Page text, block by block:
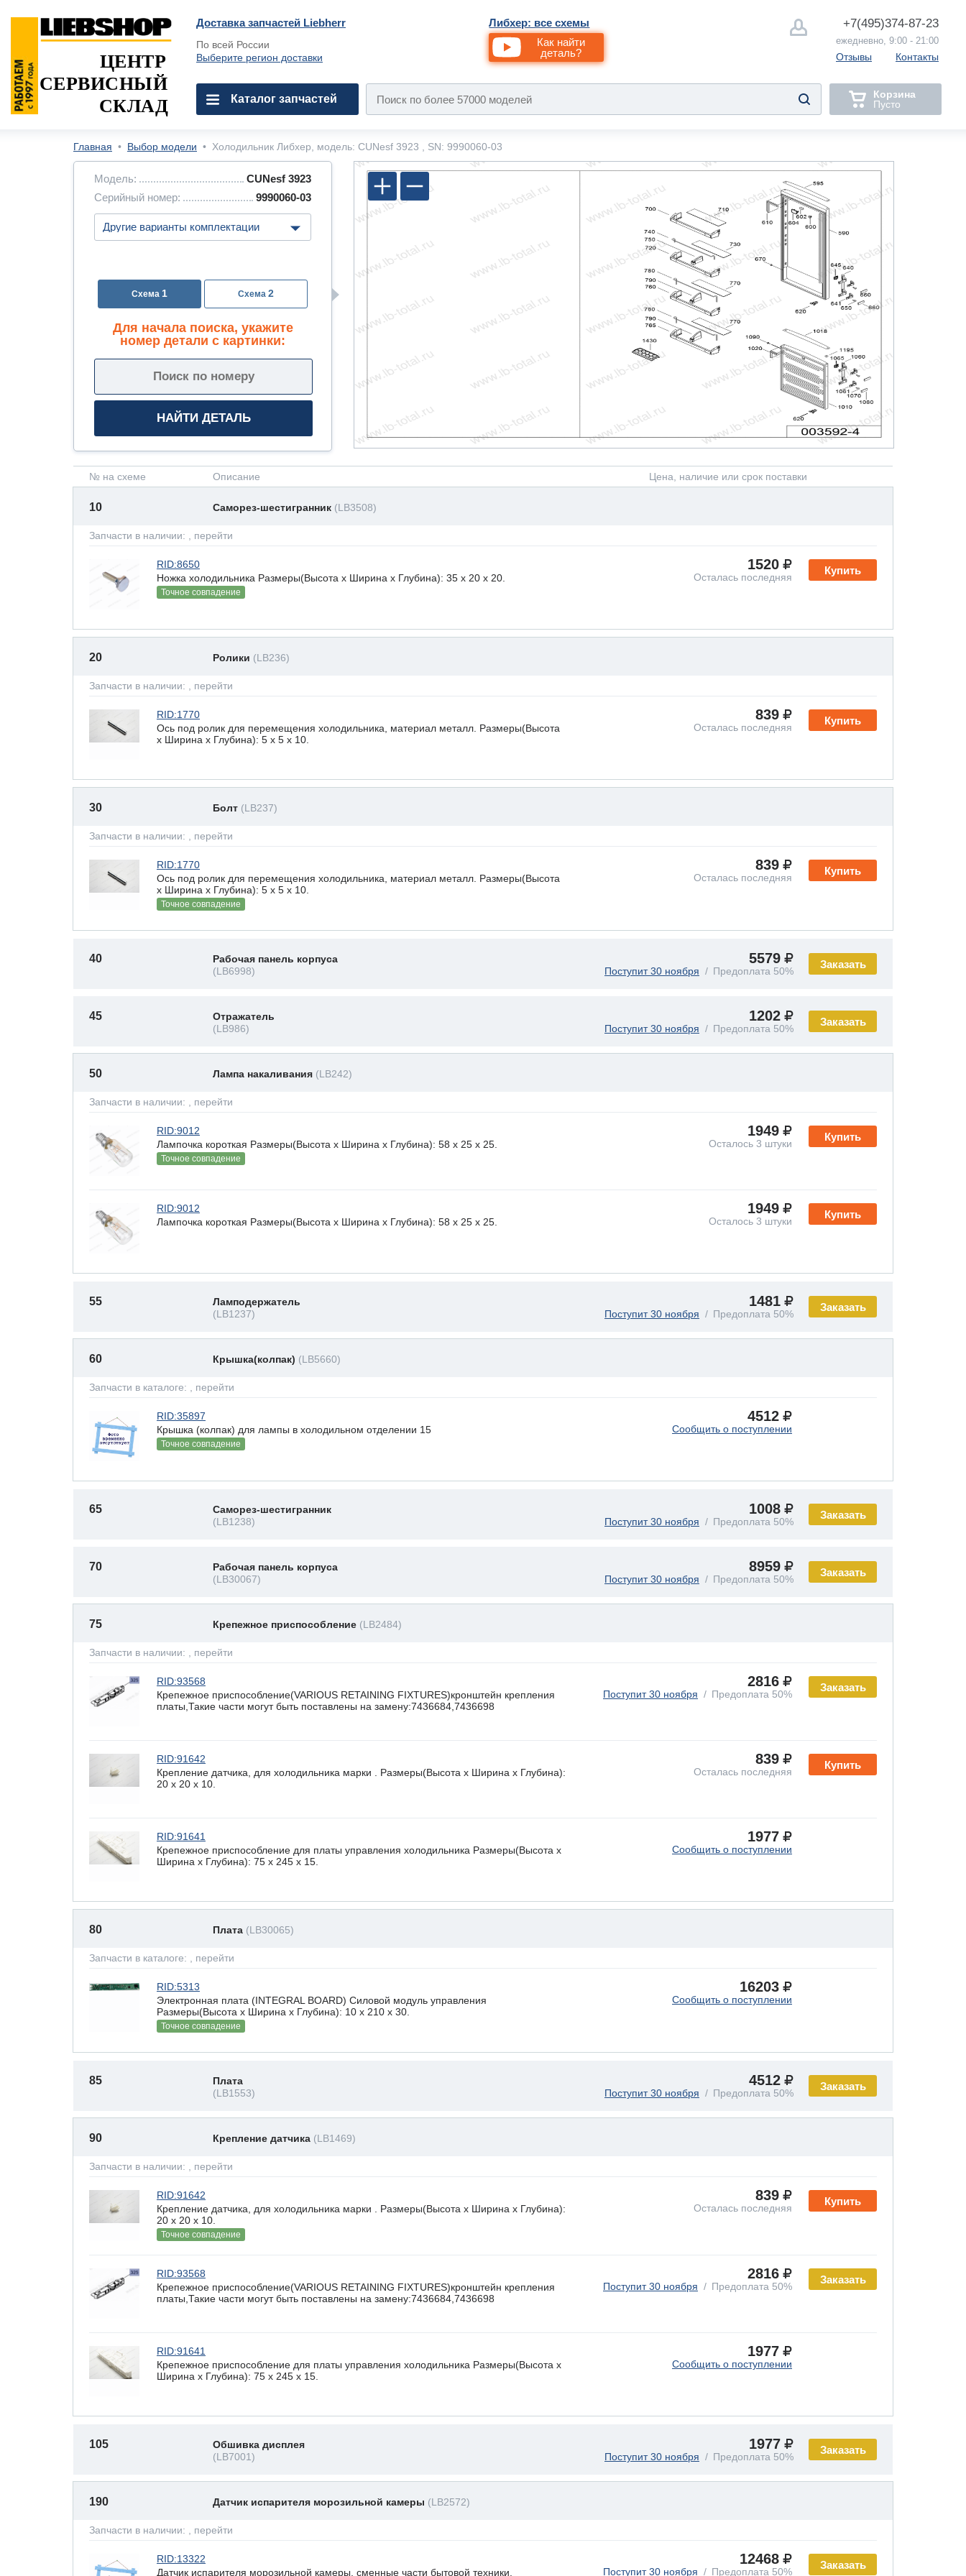
Доставка запчастей Liebherr
По всей России
Выберите регион доставки
Либхер: все схемы
Как найти
деталь?
+7(495)374-87-23
ежедневно, 9:00 - 21:00
Отзывы Контакты
ЦЕНТР
СЕРВИСНЫЙ
СКЛАД
Каталог запчастей
Корзина
Пусто
Главная • Выбор модели • Холодильник Либхер, модель: CUNesf 3923 , SN: 9990060-03
Модель:
CUNesf 3923
Серийный номер:
9990060-03
1 2
Для начала поиска, укажите
номер детали с картинки:
№ на схеме Описание Цена, наличие или срок поставки
10 Саморез-шестигранник (LB3508)
Запчасти в наличии: , перейти
Купить
RID:8650
Ножка холодильника Размеры(Высота х Ширина х Глубина): 35 x 20 х 20.
Точное совпадение
1520
Осталась последняя
20 Ролики (LB236)
Запчасти в наличии: , перейти
Купить
RID:1770
Ось под ролик для перемещения холодильника, материал металл. Размеры(Высота
х Ширина х Глубина): 5 x 5 х 10.
839
Осталась последняя
30 Болт (LB237)
Запчасти в наличии: , перейти
Купить
RID:1770
Ось под ролик для перемещения холодильника, материал металл. Размеры(Высота
х Ширина х Глубина): 5 x 5 х 10.
Точное совпадение
839
Осталась последняя
Заказать
40
Рабочая панель корпуса
(LB6998)
5579
Поступит 30 ноября Предоплата 50%
Заказать
45
Отражатель
(LB986)
1202
Поступит 30 ноября Предоплата 50%
50 Лампа накаливания (LB242)
Запчасти в наличии: , перейти
Купить
RID:9012
Лампочка короткая Размеры(Высота х Ширина х Глубина): 58 x 25 х 25.
Точное совпадение
1949
Осталось 3 штуки
Купить
RID:9012
Лампочка короткая Размеры(Высота х Ширина х Глубина): 58 x 25 х 25.
1949
Осталось 3 штуки
Заказать
55
Ламподержатель
(LB1237)
1481
Поступит 30 ноября Предоплата 50%
60 Крышка(колпак) (LB5660)
Запчасти в каталоге: , перейти
RID:35897
Крышка (колпак) для лампы в холодильном отделении 15
Точное совпадение
4512
Сообщить о поступлении
Заказать
65
Саморез-шестигранник
(LB1238)
1008
Поступит 30 ноября Предоплата 50%
Заказать
70
Рабочая панель корпуса
(LB30067)
8959
Поступит 30 ноября Предоплата 50%
75 Крепежное приспособление (LB2484)
Запчасти в наличии: , перейти
Заказать
RID:93568
Крепежное приспособление(VARIOUS RETAINING FIXTURES)кронштейн крепления
платы,Такие части могут быть поставлены на замену:7436684,7436698
2816
Поступит 30 ноября Предоплата 50%
Купить
RID:91642
Крепление датчика, для холодильника марки . Размеры(Высота х Ширина х Глубина):
20 x 20 х 10.
839
Осталась последняя
RID:91641
Крепежное приспособление для платы управления холодильника Размеры(Высота х
Ширина х Глубина): 75 x 245 х 15.
1977
Сообщить о поступлении
80 Плата (LB30065)
Запчасти в каталоге: , перейти
RID:5313
Электронная плата (INTEGRAL BOARD) Силовой модуль управления
Размеры(Высота х Ширина х Глубина): 10 x 210 х 30.
Точное совпадение
16203
Сообщить о поступлении
Заказать
85
Плата
(LB1553)
4512
Поступит 30 ноября Предоплата 50%
90 Крепление датчика (LB1469)
Запчасти в наличии: , перейти
Купить
RID:91642
Крепление датчика, для холодильника марки . Размеры(Высота х Ширина х Глубина):
20 x 20 х 10.
Точное совпадение
839
Осталась последняя
Заказать
RID:93568
Крепежное приспособление(VARIOUS RETAINING FIXTURES)кронштейн крепления
платы,Такие части могут быть поставлены на замену:7436684,7436698
2816
Поступит 30 ноября Предоплата 50%
RID:91641
Крепежное приспособление для платы управления холодильника Размеры(Высота х
Ширина х Глубина): 75 x 245 х 15.
1977
Сообщить о поступлении
Заказать
105
Обшивка дисплея
(LB7001)
1977
Поступит 30 ноября Предоплата 50%
190 Датчик испарителя морозильной камеры (LB2572)
Запчасти в наличии: , перейти
Заказать
RID:13322
Датчик испарителя морозильной камеры, сменные части бытовой техники.
12468
Поступит 30 ноября Предоплата 50%